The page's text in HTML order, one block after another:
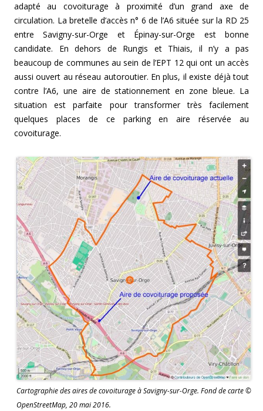
adapté au covoiturage à proximité d’un grand axe de
circulation. La bretelle d’accès n° 6 de l’A6 située sur la RD 25
entre Savigny-sur-Orge et Épinay-sur-Orge est bonne
candidate. En dehors de Rungis et Thiais, il n’y a pas
beaucoup de communes au sein de l’EPT 12 qui ont un accès
aussi ouvert au réseau autoroutier. En plus, il existe déjà tout
contre l’A6, une aire de stationnement en zone bleue. La
situation est parfaite pour transformer très facilement
quelques places de ce parking en aire réservée au
covoiturage.
Cartographie des aires de covoiturage à Savigny-sur-Orge. Fond de carte ©
OpenStreetMap, 20 mai 2016.